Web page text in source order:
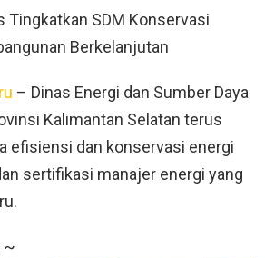
Tingkatkan SDM Konservasi
Berkelanjutan
– Dinas Energi dan Sumber Daya
Kalimantan Selatan terus
efisiensi dan konservasi energi
sertifikasi manajer energi yang
~